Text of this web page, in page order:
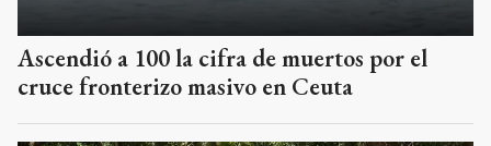
Ascendió a 100 la cifra de muertos por el
cruce fronterizo masivo en Ceuta